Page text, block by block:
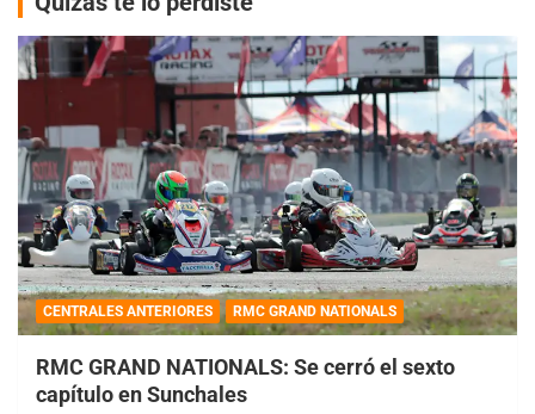
CENTRALES ANTERIORES RMC GRAND NATIONALS
RMC GRAND NATIONALS: Se cerró el sexto
capítulo en Sunchales